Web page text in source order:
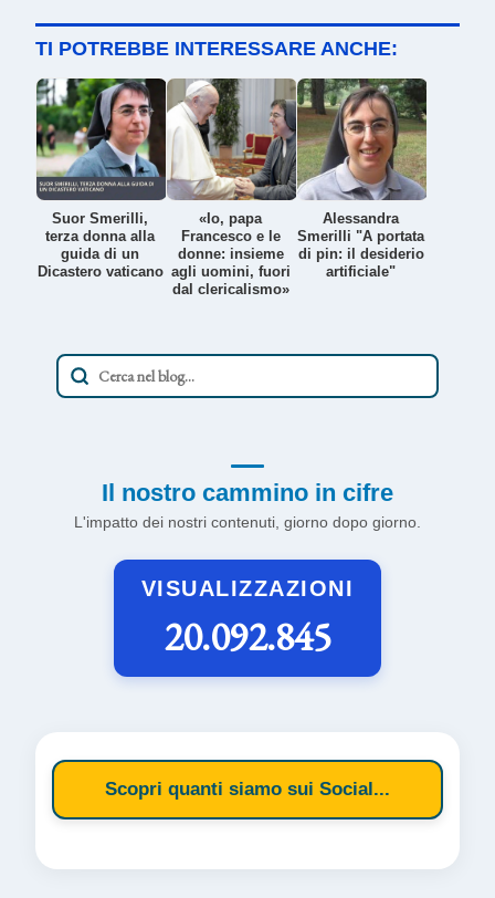
TI POTREBBE INTERESSARE ANCHE:
Suor Smerilli,
terza donna alla
guida di un
Dicastero vaticano
«Io, papa
Francesco e le
donne: insieme
agli uomini, fuori
dal clericalismo»
Alessandra
Smerilli "A portata
di pin: il desiderio
artificiale"
Il nostro cammino in cifre
L'impatto dei nostri contenuti, giorno dopo giorno.
VISUALIZZAZIONI
20.092.845
Scopri quanti siamo sui Social...